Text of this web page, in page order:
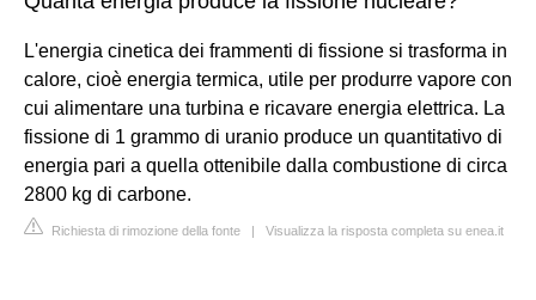
L'energia cinetica dei frammenti di fissione si trasforma in
calore, cioè energia termica, utile per produrre vapore con
cui alimentare una turbina e ricavare energia elettrica. La
fissione di 1 grammo di uranio produce un quantitativo di
energia pari a quella ottenibile dalla combustione di circa
2800 kg di carbone.
Richiesta di rimozione della fonte Visualizza la risposta completa su enea.it